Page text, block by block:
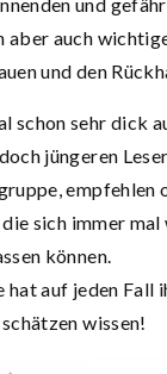
aber auch
und den
schon sehr dick
jüngeren
empfehlen
sich immer
können.
hat auf jeden Fall
wissen!